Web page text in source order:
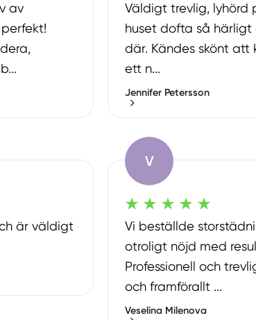
av
Väldigt trevlig, lyhörd
huset dofta så härligt
där. Kändes skönt att
ett n...
Jennifer Petersson
är väldigt
V
Vi beställde
otroligt nöjd med
Professionell och
och framförallt ...
Veselina Milenova